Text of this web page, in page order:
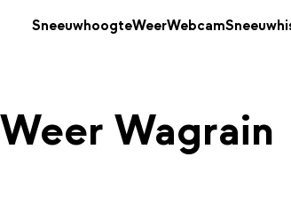
SneeuwhoogteWeerWebcam
Weer Wagrain